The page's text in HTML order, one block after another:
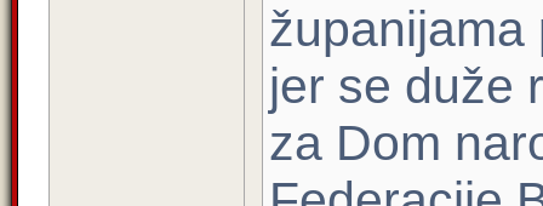
županijama
jer se duže
za Dom